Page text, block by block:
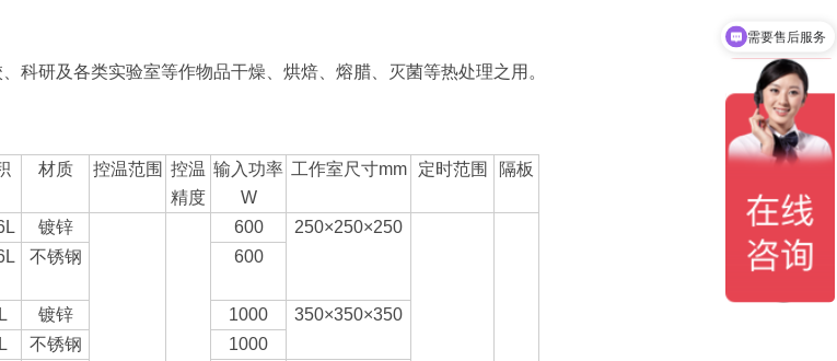
科研及各类实验室等作物品干燥、烘焙、熔腊、灭菌等热处理之用。
材质 控温范围 控温
精度
输入功率
W
工作室尺寸mm 定时范围 隔板
镀锌 600 250×250×250
不锈钢 600
镀锌 1000
350×350×350
不锈钢
1000
需要产品说明书